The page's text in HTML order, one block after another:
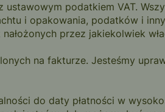
podatkiem VAT.
i opakowania, podatków i
przez jakiekolwiek
na fakturze. Jesteśmy
do daty płatności w